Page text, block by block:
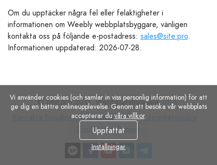
Om du upptäcker några fel eller felaktigheter i
informationen om Weebly webbplatsbyggare, vänligen
kontakta oss på följande e-postadress: sales@site.pro.
Informationen uppdaterad: 2026-07-28.
© Site.pro 2011. Webbplatsbyggare.USA.
Kontakta försäljning Användarvillkor
Användarvillkor Integritetspolicy
Integritetspolicy
Cookie-inställningar
Vi använder cookies (och samlar in viss personlig information) för att
ge dig en bättre onlineupplevelse. Genom att besöka vår webbplats
accepterar du våra villkor.
Uppfattat
Inställningar